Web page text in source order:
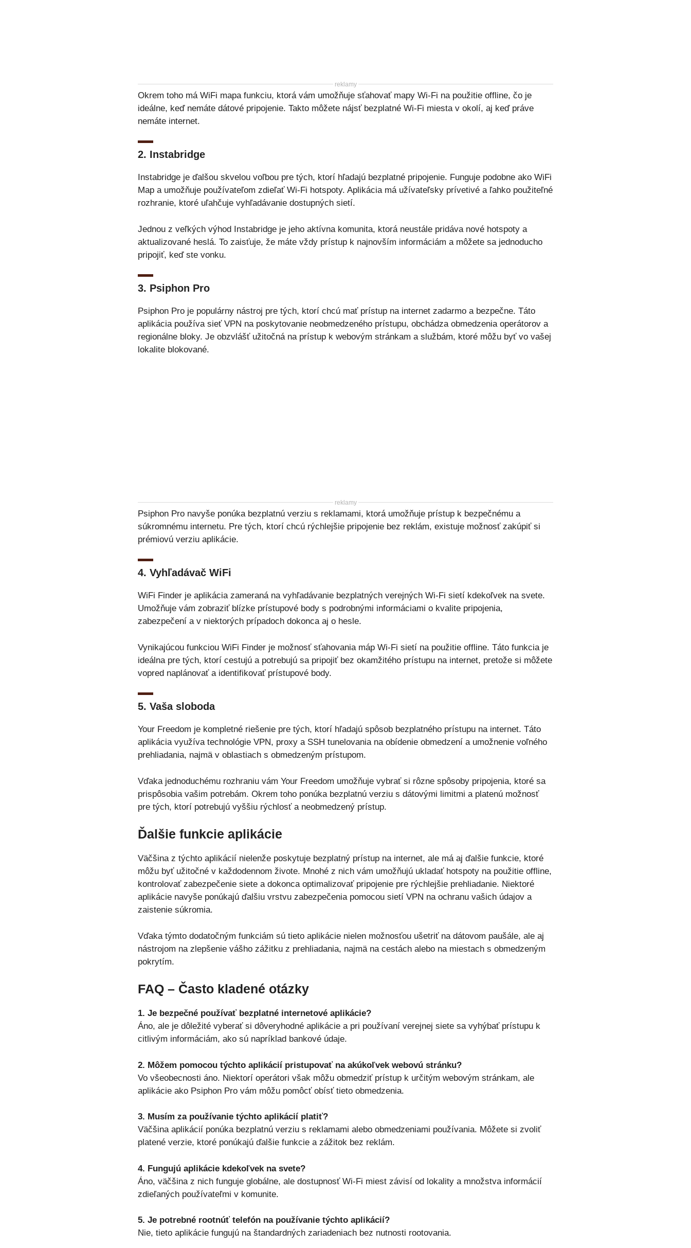
reklamy
Okrem toho má WiFi mapa funkciu, ktorá vám umožňuje sťahovať mapy Wi-Fi na použitie offline, čo je
ideálne, keď nemáte dátové pripojenie. Takto môžete nájsť bezplatné Wi-Fi miesta v okolí, aj keď práve
nemáte internet.
2. Instabridge
Instabridge je ďalšou skvelou voľbou pre tých, ktorí hľadajú bezplatné pripojenie. Funguje podobne ako WiFi
Map a umožňuje používateľom zdieľať Wi-Fi hotspoty. Aplikácia má užívateľsky prívetivé a ľahko použiteľné
rozhranie, ktoré uľahčuje vyhľadávanie dostupných sietí.
Jednou z veľkých výhod Instabridge je jeho aktívna komunita, ktorá neustále pridáva nové hotspoty a
aktualizované heslá. To zaisťuje, že máte vždy prístup k najnovším informáciám a môžete sa jednoducho
pripojiť, keď ste vonku.
3. Psiphon Pro
Psiphon Pro je populárny nástroj pre tých, ktorí chcú mať prístup na internet zadarmo a bezpečne. Táto
aplikácia používa sieť VPN na poskytovanie neobmedzeného prístupu, obchádza obmedzenia operátorov a
regionálne bloky. Je obzvlášť užitočná na prístup k webovým stránkam a službám, ktoré môžu byť vo vašej
lokalite blokované.
reklamy
Psiphon Pro navyše ponúka bezplatnú verziu s reklamami, ktorá umožňuje prístup k bezpečnému a
súkromnému internetu. Pre tých, ktorí chcú rýchlejšie pripojenie bez reklám, existuje možnosť zakúpiť si
prémiovú verziu aplikácie.
4. Vyhľadávač WiFi
WiFi Finder je aplikácia zameraná na vyhľadávanie bezplatných verejných Wi-Fi sietí kdekoľvek na svete.
Umožňuje vám zobraziť blízke prístupové body s podrobnými informáciami o kvalite pripojenia,
zabezpečení a v niektorých prípadoch dokonca aj o hesle.
Vynikajúcou funkciou WiFi Finder je možnosť sťahovania máp Wi-Fi sietí na použitie offline. Táto funkcia je
ideálna pre tých, ktorí cestujú a potrebujú sa pripojiť bez okamžitého prístupu na internet, pretože si môžete
vopred naplánovať a identifikovať prístupové body.
5. Vaša sloboda
Your Freedom je kompletné riešenie pre tých, ktorí hľadajú spôsob bezplatného prístupu na internet. Táto
aplikácia využíva technológie VPN, proxy a SSH tunelovania na obídenie obmedzení a umožnenie voľného
prehliadania, najmä v oblastiach s obmedzeným prístupom.
Vďaka jednoduchému rozhraniu vám Your Freedom umožňuje vybrať si rôzne spôsoby pripojenia, ktoré sa
prispôsobia vašim potrebám. Okrem toho ponúka bezplatnú verziu s dátovými limitmi a platenú možnosť
pre tých, ktorí potrebujú vyššiu rýchlosť a neobmedzený prístup.
Ďalšie funkcie aplikácie
Väčšina z týchto aplikácií nielenže poskytuje bezplatný prístup na internet, ale má aj ďalšie funkcie, ktoré
môžu byť užitočné v každodennom živote. Mnohé z nich vám umožňujú ukladať hotspoty na použitie offline,
kontrolovať zabezpečenie siete a dokonca optimalizovať pripojenie pre rýchlejšie prehliadanie. Niektoré
aplikácie navyše ponúkajú ďalšiu vrstvu zabezpečenia pomocou sietí VPN na ochranu vašich údajov a
zaistenie súkromia.
Vďaka týmto dodatočným funkciám sú tieto aplikácie nielen možnosťou ušetriť na dátovom paušále, ale aj
nástrojom na zlepšenie vášho zážitku z prehliadania, najmä na cestách alebo na miestach s obmedzeným
pokrytím.
FAQ – Často kladené otázky
1. Je bezpečné používať bezplatné internetové aplikácie?
Áno, ale je dôležité vyberať si dôveryhodné aplikácie a pri používaní verejnej siete sa vyhýbať prístupu k
citlivým informáciám, ako sú napríklad bankové údaje.
2. Môžem pomocou týchto aplikácií pristupovať na akúkoľvek webovú stránku?
Vo všeobecnosti áno. Niektorí operátori však môžu obmedziť prístup k určitým webovým stránkam, ale
aplikácie ako Psiphon Pro vám môžu pomôcť obísť tieto obmedzenia.
3. Musím za používanie týchto aplikácií platiť?
Väčšina aplikácií ponúka bezplatnú verziu s reklamami alebo obmedzeniami používania. Môžete si zvoliť
platené verzie, ktoré ponúkajú ďalšie funkcie a zážitok bez reklám.
4. Fungujú aplikácie kdekoľvek na svete?
Áno, väčšina z nich funguje globálne, ale dostupnosť Wi-Fi miest závisí od lokality a množstva informácií
zdieľaných používateľmi v komunite.
5. Je potrebné rootnúť telefón na používanie týchto aplikácií?
Nie, tieto aplikácie fungujú na štandardných zariadeniach bez nutnosti rootovania.